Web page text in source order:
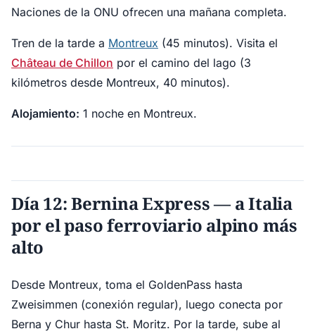
Naciones de la ONU ofrecen una mañana completa.
Tren de la tarde a Montreux (45 minutos). Visita el
Château de Chillon por el camino del lago (3
kilómetros desde Montreux, 40 minutos).
Alojamiento: 1 noche en Montreux.
Día 12: Bernina Express — a Italia
por el paso ferroviario alpino más
alto
Desde Montreux, toma el GoldenPass hasta
Zweisimmen (conexión regular), luego conecta por
Berna y Chur hasta St. Moritz. Por la tarde, sube al